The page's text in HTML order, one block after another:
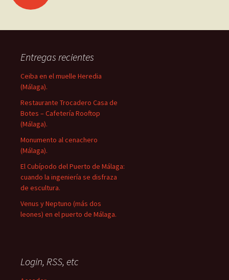
las
entradas
Entregas recientes
Ceiba en el muelle Heredia
(Málaga).
Restaurante Trocadero Casa de
Botes – Cafetería Rooftop
(Málaga).
Monumento al cenachero
(Málaga).
El Cubípodo del Puerto de Málaga:
cuando la ingeniería se disfraza
de escultura.
Venus y Neptuno (más dos
leones) en el puerto de Málaga.
Login, RSS, etc